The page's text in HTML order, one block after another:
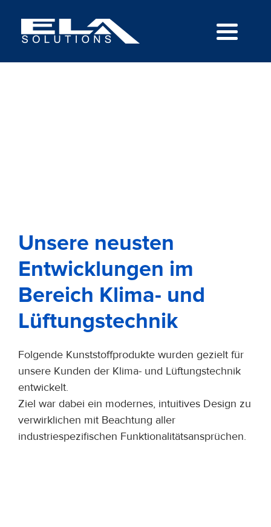
Unsere neusten
Entwicklungen im
Bereich Klima- und
Lüftungstechnik
Folgende Kunststoffprodukte wurden gezielt für
unsere Kunden der Klima- und Lüftungstechnik
entwickelt.
Ziel war dabei ein modernes, intuitives Design zu
verwirklichen mit Beachtung aller
industriespezifischen Funktionalitätsansprüchen.